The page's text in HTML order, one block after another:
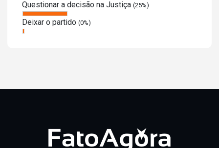
Questionar a decisão na Justiça (25%)
Deixar o partido (0%)